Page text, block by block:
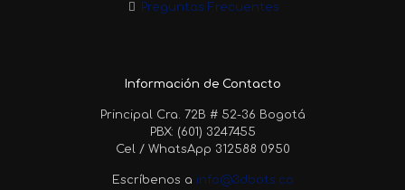
Preguntas Frecuentes
Información de Contacto
Principal Cra. 72B # 52-36 Bogotá
PBX: (601) 3247455
Cel / WhatsApp 312588 0950
Escríbenos a info@3dbots.co